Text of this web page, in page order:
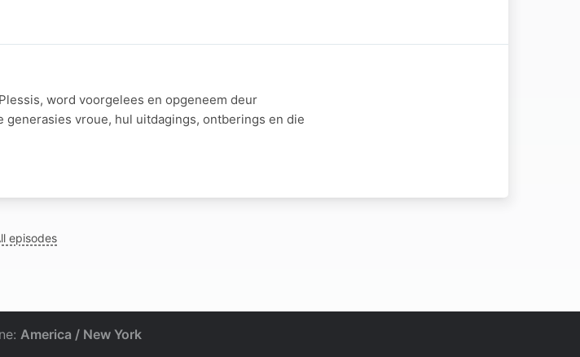
word voorgelees en opgeneem deur
vroue, hul uitdagings, ontberings en die
episodes
America / New York